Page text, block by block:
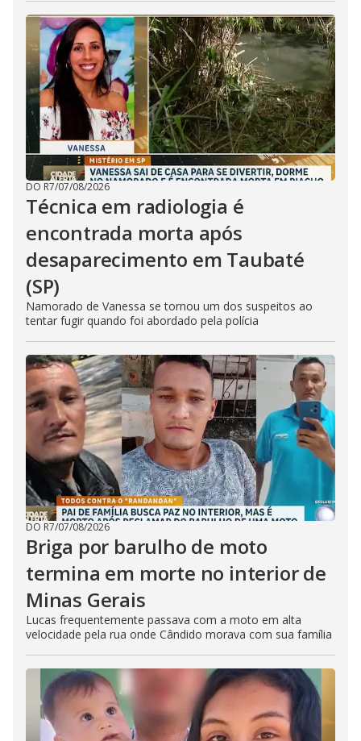
DO R7/07/08/2026
Técnica em radiologia é
encontrada morta após
desaparecimento em Taubaté
(SP)
Namorado de Vanessa se tornou um dos suspeitos ao
tentar fugir quando foi abordado pela polícia
DO R7/07/08/2026
Briga por barulho de moto
termina em morte no interior de
Minas Gerais
Lucas frequentemente passava com a moto em alta
velocidade pela rua onde Cândido morava com sua família